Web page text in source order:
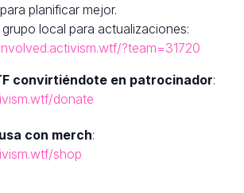
planificar mejor.
local para actualizaciones:
?team=31720
convirtiéndote en patrocinador:
donate
con merch:
shop